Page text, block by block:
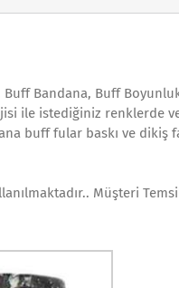
Buff Bandana, Buff
ile istediğiniz renklerde
buff fular baskı ve dikiş
Müşteri